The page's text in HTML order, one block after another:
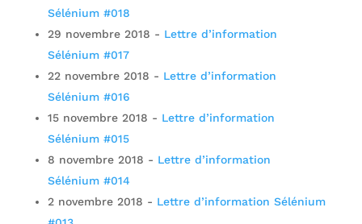
Sélénium #018
29 novembre 2018 - Lettre d’information
Sélénium #017
22 novembre 2018 - Lettre d’information
Sélénium #016
15 novembre 2018 - Lettre d’information
Sélénium #015
8 novembre 2018 - Lettre d’information
Sélénium #014
2 novembre 2018 - Lettre d’information Sélénium